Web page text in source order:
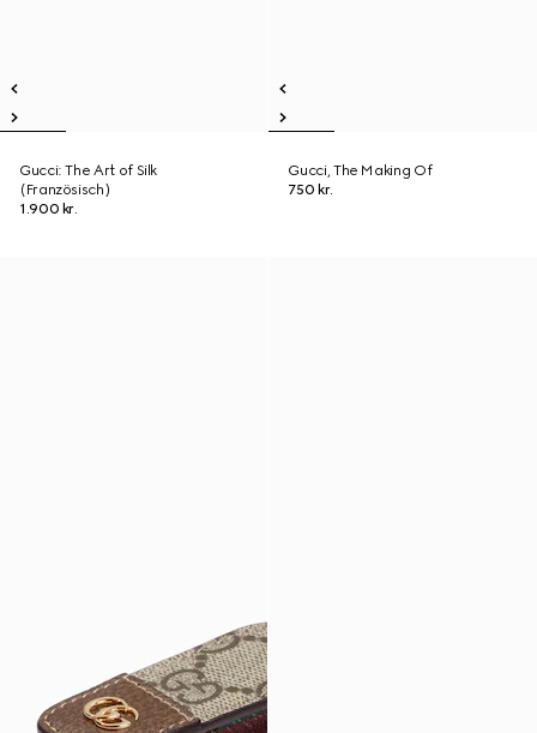
Gucci: The Art of Silk
(Französisch)
1.900 kr.
Gucci, The Making Of
750 kr.